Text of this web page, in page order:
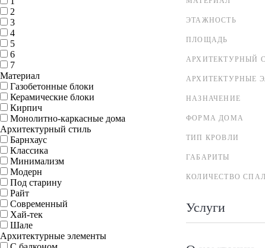
ЭТАЖНОСТЬ
ПЛОЩАДЬ
АРХИТЕКТУРНЫЙ
АРХИТЕКТУРНЫЕ
НАЗНАЧЕНИЕ
ФОРМА ДОМА
ТИП КРОВЛИ
ГАБАРИТЫ
КОЛИЧЕСТВО
Услуги
2
3
4
5
6
7
Материал
Газобетонные блоки
Керамические блоки
Кирпич
Монолитно-каркасные дома
Архитектурный стиль
Барнхаус
Классика
Минимализм
Модерн
Под старину
Райт
Современный
Хай-тек
Шале
Архитектурные элементы